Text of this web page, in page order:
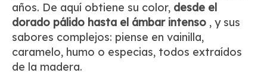
años. De aquí obtiene su color, desde el
dorado pálido hasta el ámbar intenso , y sus
sabores complejos: piense en vainilla,
caramelo, humo o especias, todos extraídos
de la madera.